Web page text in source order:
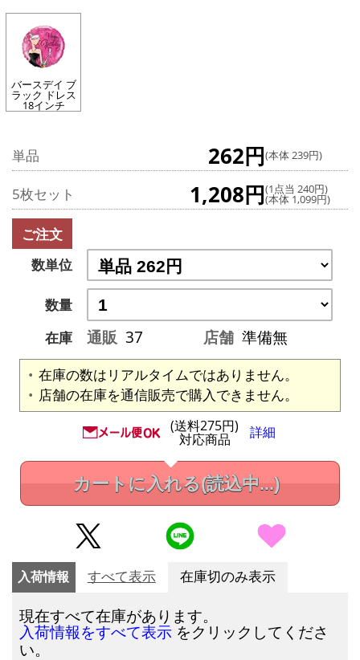
バースデイ ブ
ラック ドレス
18インチ
単品 262円(本体 239円)
5枚セット 1,208円(1点当 240円)
(本体 1,099円)
ご注文
数単位
数量
在庫
通販 37 店舗 準備無
在庫の数はリアルタイムではありません。
店舗の在庫を通信販売で購入できません。
(送料275円)
対応商品 詳細
カートに入れる(読込中...)
入荷情報 すべて表示 在庫切のみ表示
現在すべて在庫があります。
入荷情報をすべて表示 をクリックしてくださ
い。